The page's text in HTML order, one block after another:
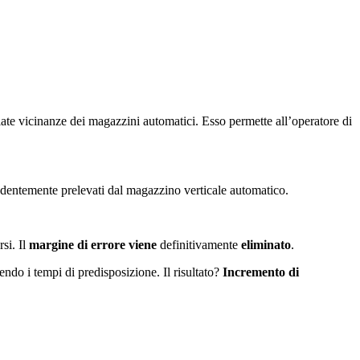
vicinanze dei magazzini automatici. Esso permette all’operatore di
prelevati dal magazzino verticale automatico.
Il margine di errore viene definitivamente eliminato.
i tempi di predisposizione. Il risultato? Incremento di